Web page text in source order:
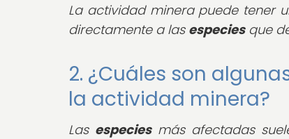
La actividad minera puede tener
directamente a las especiesque
2. ¿Cuáles son
la actividad minera?
Las especiesmás afectadas